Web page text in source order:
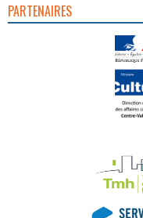
PARTENAIRES